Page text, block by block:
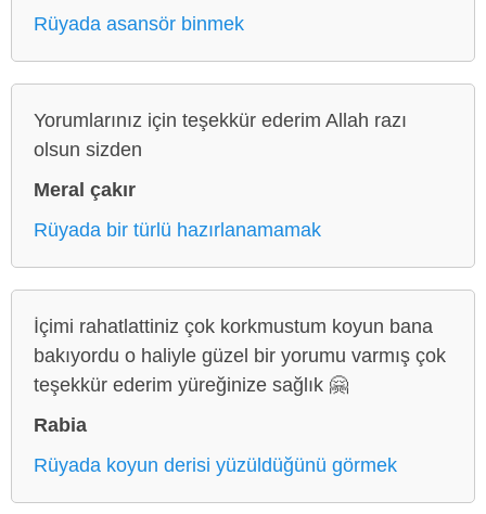
Rüyada asansör binmek
Yorumlarınız için teşekkür ederim Allah razı
olsun sizden
Meral çakır
Rüyada bir türlü hazırlanamamak
İçimi rahatlattiniz çok korkmustum koyun bana
bakıyordu o haliyle güzel bir yorumu varmış çok
teşekkür ederim yüreğinize sağlık 🤗
Rabia
Rüyada koyun derisi yüzüldüğünü görmek